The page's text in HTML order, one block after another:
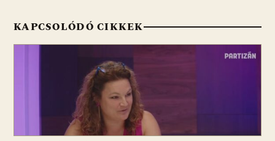
KAPCSOLÓDÓ CIKKEK